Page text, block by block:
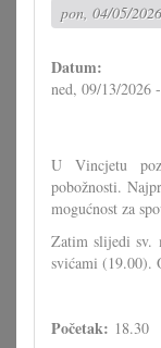
pon, 04/05/
Datum:
ned, 09/13/2026
U Vincjetu
pobožnosti.
mogućnost za
Zatim slijedi sv.
svićami (19.00).
Početak: 18.30